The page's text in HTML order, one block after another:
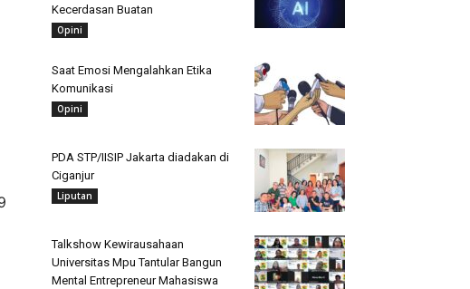
Kecerdasan Buatan
Opini
Saat Emosi Mengalahkan Etika
Komunikasi
Opini
PDA STP/IISIP Jakarta diadakan di
Ciganjur
Liputan
Talkshow Kewirausahaan
Universitas Mpu Tantular Bangun
Mental Entrepreneur Mahasiswa